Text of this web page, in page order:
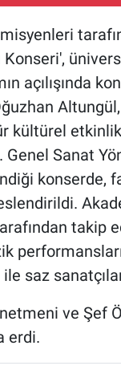
açılışında
kültürel
Genel Sanat
konserde,
takip
saz
ve Şef
erdi.